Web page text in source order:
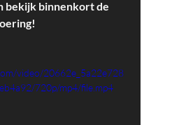
bekijk binnenkort de
video/20662e_5a22e728
720p/mp4/file.mp4